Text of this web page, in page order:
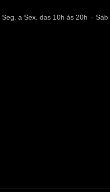
Seg. a Sex. das 10h às 20h - Sáb